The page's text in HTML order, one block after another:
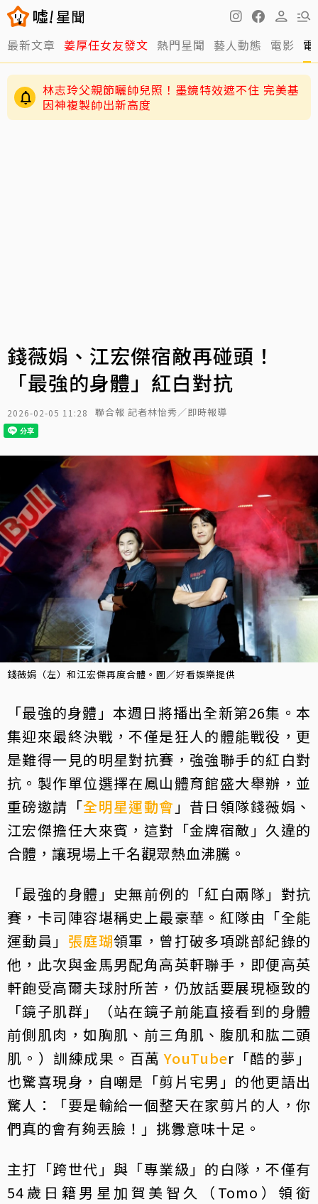
最新文章 姜厚任女友發文 熱門星聞 藝人動態 電影
林志玲父親節曬帥兒照！墨鏡特效遮不住 完美基
因神複製帥出新高度
錢薇娟、江宏傑宿敵再碰頭！
「最強的身體」紅白對抗
2026-02-05 11:28 聯合報 記者林怡秀／即時報導
錢薇娟（左）和江宏傑再度合體。圖／好看娛樂提供
「最強的身體」本週日將播出全新第26集。本
集迎來最終決戰，不僅是狂人的體能戰役，更
是難得一見的明星對抗賽，強強聯手的紅白對
抗。製作單位選擇在鳳山體育館盛大舉辦，並
重磅邀請「全明星運動會 」昔日領隊錢薇娟、
江宏傑擔任大來賓，這對「金牌宿敵」久違的
合體，讓現場上千名觀眾熱血沸騰。
「最強的身體」史無前例的「紅白兩隊」對抗
賽，卡司陣容堪稱史上最豪華。紅隊由「全能
運動員」 張庭瑚領軍，曾打破多項跳部紀錄的
他，此次與金馬男配角高英軒聯手，即便高英
軒飽受高爾夫球肘所苦，仍放話要展現極致的
「鏡子肌群」（站在鏡子前能直接看到的身體
前側肌肉，如胸肌、前三角肌、腹肌和肱二頭
肌。​​）訓練成果。百萬YouTuber「酷的夢」
也驚喜現身，自嘲是「剪片宅男」的他更語出
驚人：「要是輸給一個整天在家剪片的人，你
們真的會有夠丟臉！」挑釁意味十足。
主打「跨世代」與「專業級」的白隊，不僅有
54歲日籍男星加賀美智久（Tomo）領銜